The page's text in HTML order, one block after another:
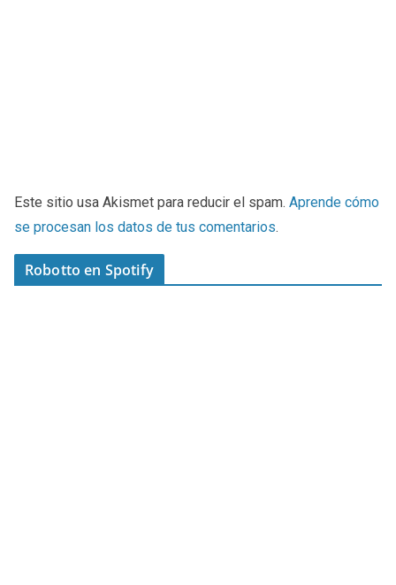
Este sitio usa Akismet para reducir el spam. Aprende cómo
se procesan los datos de tus comentarios.
Robotto en Spotify